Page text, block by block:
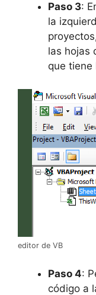
Paso 3:
la
las hojas
que tiene
editor de VB
Paso 4:
código a